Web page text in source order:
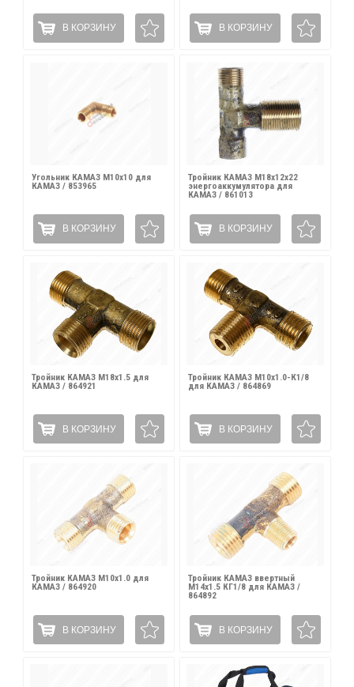
В КОРЗИНУ В КОРЗИНУ
Угольник КАМАЗ М10х10 для
КАМАЗ / 853965
В КОРЗИНУ
Тройник КАМАЗ М18х12х22
энергоаккумулятора для
КАМАЗ / 861013
В КОРЗИНУ
Тройник КАМАЗ М18х1.5 для
КАМАЗ / 864921
В КОРЗИНУ
Тройник КАМАЗ М10х1.0-К1/8
для КАМАЗ / 864869
В КОРЗИНУ
Тройник КАМАЗ М10х1.0 для
КАМАЗ / 864920
В КОРЗИНУ
Тройник КАМАЗ ввертный
М14х1.5 КГ1/8 для КАМАЗ /
864892
В КОРЗИНУ